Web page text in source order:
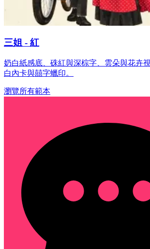
三姐 - 紅
奶白紙感底、硃紅與深棕字、雲朵與花卉
白內卡與囍字蠟印。
瀏覽所有範本